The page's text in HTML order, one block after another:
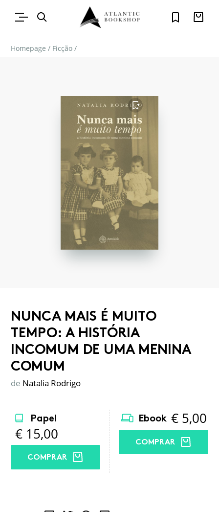
Homepage / Ficção /
FAVORITO
NUNCA MAIS É MUITO
TEMPO: A HISTÓRIA
INCOMUM DE UMA MENINA
COMUM
de Natalia Rodrigo
Papel
€ 15,00
COMPRAR
Ebook € 5,00
COMPRAR